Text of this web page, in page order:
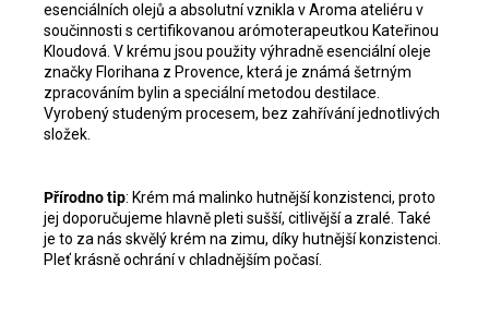
esenciálních olejů a absolutní vznikla v Aroma ateliéru v
součinnosti s certifikovanou arómoterapeutkou Kateřinou
Kloudová. V krému jsou použity výhradně esenciální oleje
značky Florihana z Provence, která je známá šetrným
zpracováním bylin a speciální metodou destilace.
Vyrobený studeným procesem, bez zahřívání jednotlivých
složek.
Přírodno tip: Krém má malinko hutnější konzistenci, proto
jej doporučujeme hlavně pleti sušší, citlivější a zralé. Také
je to za nás skvělý krém na zimu, díky hutnější konzistenci.
Pleť krásně ochrání v chladnějším počasí.